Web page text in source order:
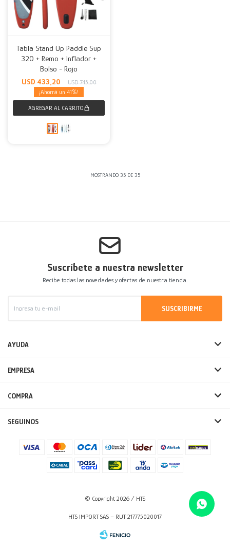
Tabla Stand Up Paddle Sup
320 + Remo + Inflador +
Bolso - Rojo
USD 433,20 USD 745,00
41
MOSTRANDO 35DE 35
Suscríbete a nuestra newsletter
Recibe todas las novedades y ofertas de nuestra tienda.
SUSCRIBIRME
AYUDA
EMPRESA
COMPRA
SEGUINOS
© Copyright 2026 / HTS
HTS IMPORT SAS – RUT 217775020017